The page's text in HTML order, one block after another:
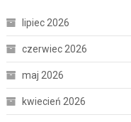
lipiec 2026
czerwiec 2026
maj 2026
kwiecień 2026